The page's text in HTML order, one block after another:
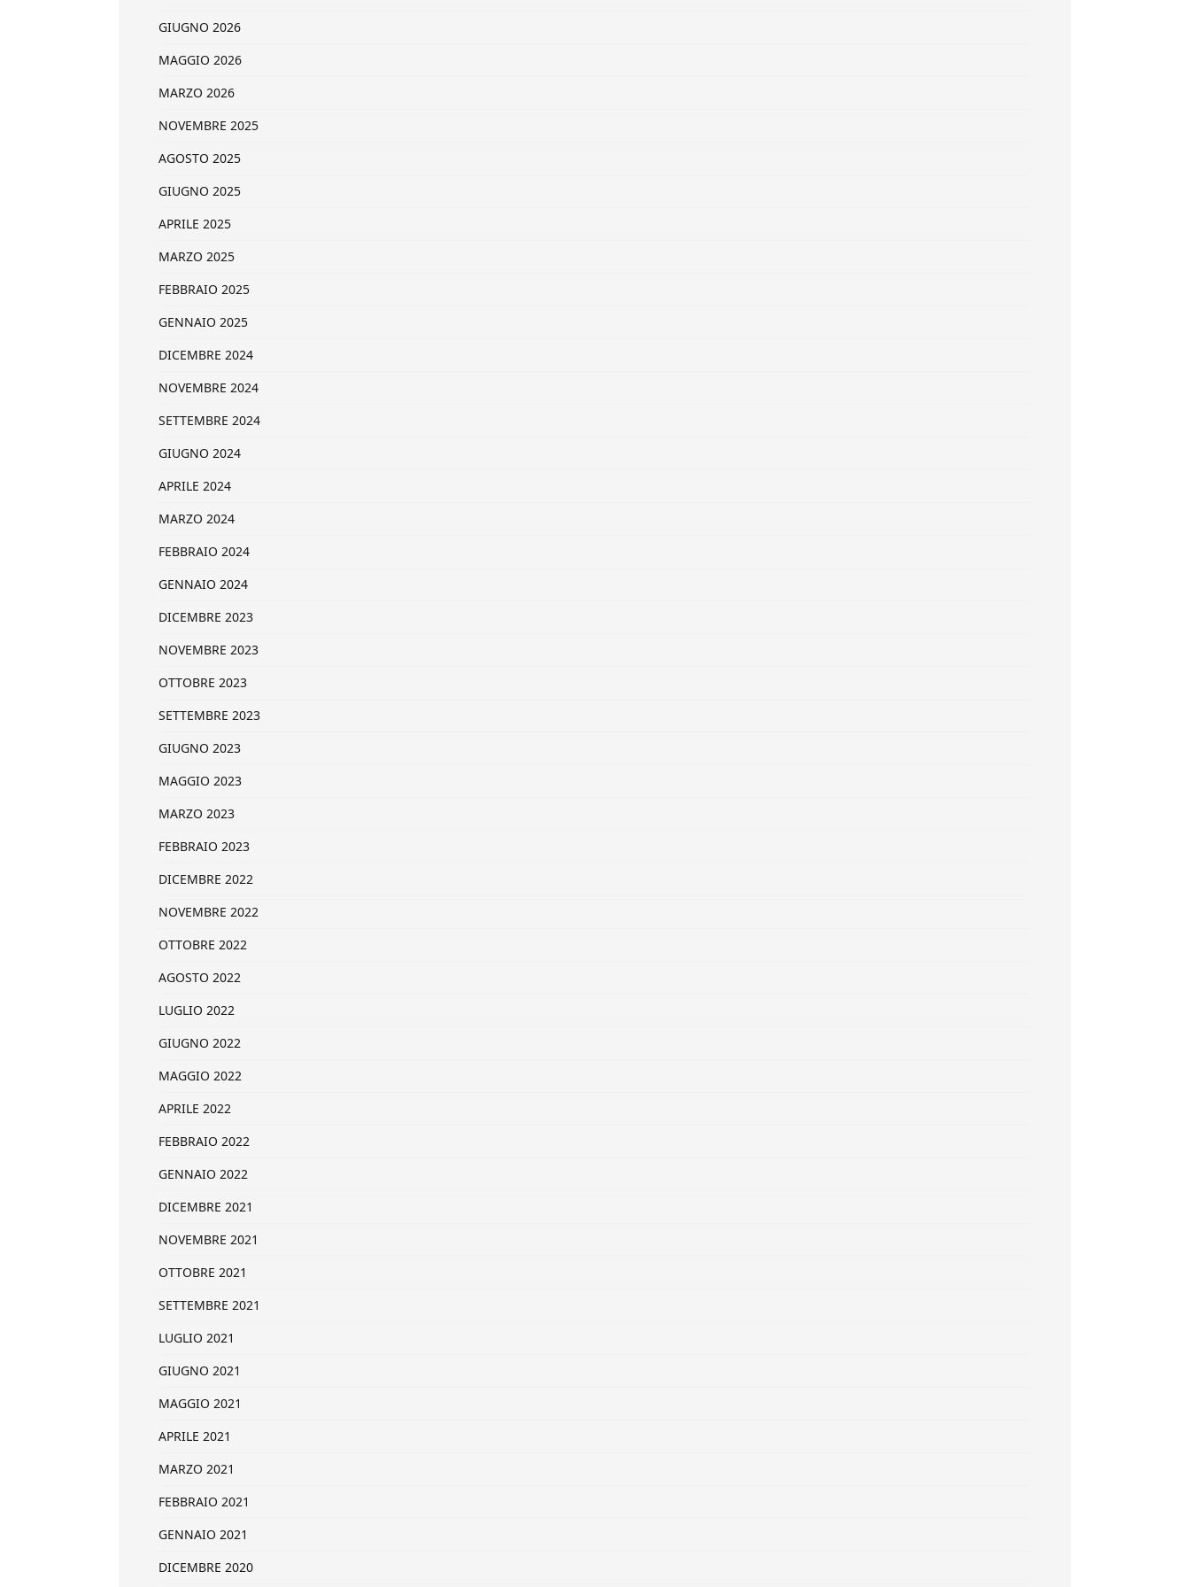
GIUGNO 2026
MAGGIO 2026
MARZO 2026
NOVEMBRE 2025
AGOSTO 2025
GIUGNO 2025
APRILE 2025
MARZO 2025
FEBBRAIO 2025
GENNAIO 2025
DICEMBRE 2024
NOVEMBRE 2024
SETTEMBRE 2024
GIUGNO 2024
APRILE 2024
MARZO 2024
FEBBRAIO 2024
GENNAIO 2024
DICEMBRE 2023
NOVEMBRE 2023
OTTOBRE 2023
SETTEMBRE 2023
GIUGNO 2023
MAGGIO 2023
MARZO 2023
FEBBRAIO 2023
DICEMBRE 2022
NOVEMBRE 2022
OTTOBRE 2022
AGOSTO 2022
LUGLIO 2022
GIUGNO 2022
MAGGIO 2022
APRILE 2022
FEBBRAIO 2022
GENNAIO 2022
DICEMBRE 2021
NOVEMBRE 2021
OTTOBRE 2021
SETTEMBRE 2021
LUGLIO 2021
GIUGNO 2021
MAGGIO 2021
APRILE 2021
MARZO 2021
FEBBRAIO 2021
GENNAIO 2021
DICEMBRE 2020